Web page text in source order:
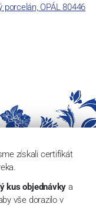
porcelán, OPÁL 80446
získali certifikát
kus objednávky a
vše dorazilo v